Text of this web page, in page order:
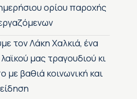
ορίου παροχής
τον Λάκη Χαλκιά, ένα
μας τραγουδιού κι
με βαθιά κοινωνική και